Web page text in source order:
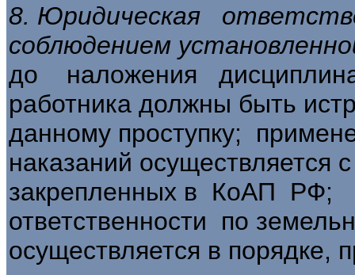
8. Юридическая
соблюдением
до наложения
работника должны быть
данному проступку;
наказаний осуществляется
закреп­ленных в КоАП РФ;
ответственности по
осуществляется в порядке,